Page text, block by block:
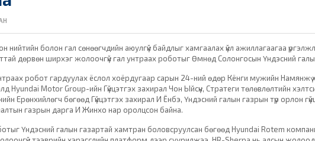
нийтийн болон гал сөнөөгчдийн аюулгүй байдлыг хамгаалах үйл ажиллагаагаа
дөрвөн ширхэг жолоочгүй гал унтраах роботыг Өмнөд Солонгосын Үндэсний
робот гардуулах ёслол хоёрдугаар сарын 24-ний өдөр Кёнги мужийн Намянжү
Hyundai Motor Group-ийн Гүйцэтгэх захирал Чон Ыйсүн, Стратеги төлөвлөлтийн
Ерөнхийлөгч бөгөөд Гүйцэтгэх захирал И Ёнбэ, Үндэсний галын газрын түр орлон
газрын дарга И Жинхо нар оролцсон байна.
Үндэсний галын газартай хамтран боловсруулсан бөгөөд Hyundai Rotem